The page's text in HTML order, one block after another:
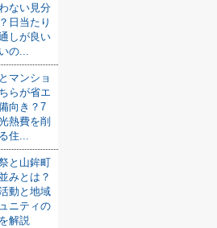
ない見分
日当たり
しが良い
の...
マンショ
らが省エ
向き？7
熱費を削
住...
と山鉾町
みとは？
動と地域
ニティの
解説